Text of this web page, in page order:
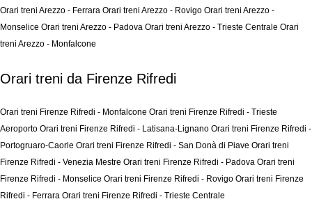
Orari treni Arezzo - Ferrara Orari treni Arezzo - Rovigo Orari treni Arezzo -
Monselice Orari treni Arezzo - Padova Orari treni Arezzo - Trieste Centrale Orari
treni Arezzo - Monfalcone
Orari treni da Firenze Rifredi
Orari treni Firenze Rifredi - Monfalcone Orari treni Firenze Rifredi - Trieste
Aeroporto Orari treni Firenze Rifredi - Latisana-Lignano Orari treni Firenze Rifredi -
Portogruaro-Caorle Orari treni Firenze Rifredi - San Donà di Piave Orari treni
Firenze Rifredi - Venezia Mestre Orari treni Firenze Rifredi - Padova Orari treni
Firenze Rifredi - Monselice Orari treni Firenze Rifredi - Rovigo Orari treni Firenze
Rifredi - Ferrara Orari treni Firenze Rifredi - Trieste Centrale